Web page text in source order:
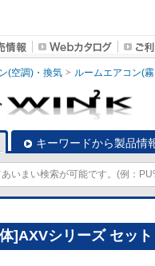
(空調)・換気 ルームエアコン(
キーワードから製品情
]AXVシリーズ セッ